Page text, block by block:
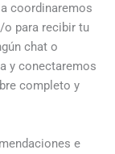
coordinaremos
o para recibir tu
chat o
y conectaremos
completo y
e